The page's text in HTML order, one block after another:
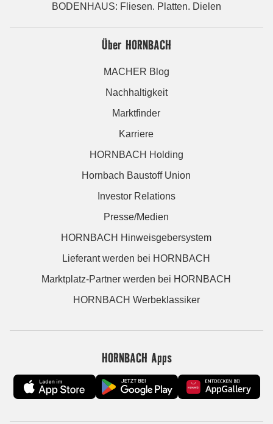
BODENHAUS: Fliesen. Platten. Dielen
Über HORNBACH
MACHER Blog
Nachhaltigkeit
Marktfinder
Karriere
HORNBACH Holding
Hornbach Baustoff Union
Investor Relations
Presse/Medien
HORNBACH Hinweisgebersystem
Lieferant werden bei HORNBACH
Marktplatz-Partner werden bei HORNBACH
HORNBACH Werbeklassiker
HORNBACH Apps